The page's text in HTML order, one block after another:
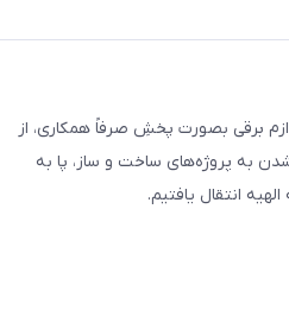
را در زمینه‌ی توزیع لوازم برقی بصورت پخشِ صرفاً همکاری، از
به پروژه‌های ساخت و ساز، پا به
انتقال یافتیم.